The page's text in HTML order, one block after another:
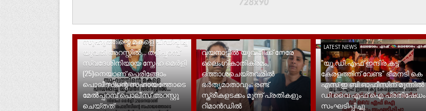
LATEST NEWS
സുഹൃത്തിന്റെ മകളെ പീഡിപ്പിച്ച
യുവതി അറസ്റ്റിൽ... തളിപ്പറമ്പ്
സ്വദേശിനിയായ സ്നേഹ മെർളി
(25)നെയാണ് പെരിങ്ങോം
പൊലീസിന്റെ സഹായത്തോടെ
മേൽപ്പറമ്പ് പൊലീസ് അറസ്റ്റു
ചെയ്തത്
LATEST NEWS
വയനാട്ടിൽ യുവതിക്ക് നേരേ
ലൈം​ഗികാതിക്രമം,
ഒത്താശചെയ്തവരിൽ
ഭർതൃമാതാവും; രണ്ട്
സ്ത്രീകളടക്കം മൂന്ന് പ്രതികളും
റിമാൻഡിൽ
LATEST NEWS
"യു.ഡി.എഫ് ഇന്ദിര കട്ട്
കേരളത്തിന് വേണ്ട" ഭീമനടി കെ
എസ് ഇ ബി ഓഫീസിന് മുന്നിൽ
ഡി വൈ എഫ് ഐ പ്രതിഷേധം
സംഘടിപ്പിച്ചു